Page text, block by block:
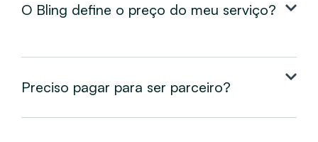
O Bling define o preço do meu serviço?
Preciso pagar para ser parceiro?